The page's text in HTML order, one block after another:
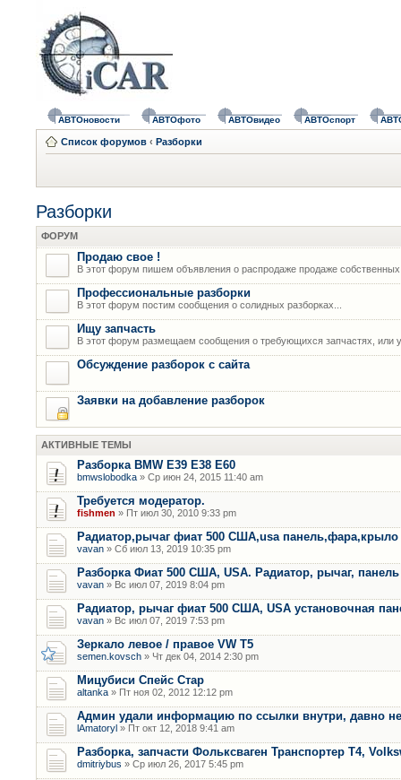
АВТОновости АВТОфото АВТОвидео АВТОспорт
Список форумов ‹ Разборки
Разборки
ФОРУМ
Продаю свое !
В этот форум пишем объявления о распродаже продаже
Профессиональные разборки
В этот форум постим сообщения о солидных разборках...
Ищу запчасть
В этот форум размещаем сообщения о требующихся запчастях, или
Обсуждение разборок с сайта
Заявки на добавление разборок
АКТИВНЫЕ ТЕМЫ
Разборка BMW E39 E38 E60
bmwslobodka » Ср июн 24, 2015 11:40 am
Требуется модератор.
fishmen » Пт июл 30, 2010 9:33 pm
Радиатор,рычаг фиат 500 США,usa панель,фара,крыло
vavan » Сб июл 13, 2019 10:35 pm
Разборка Фиат 500 США, USA. Радиатор, рычаг,
vavan » Вс июл 07, 2019 8:04 pm
Радиатор, рычаг фиат 500 США, USA установочная
vavan » Вс июл 07, 2019 7:53 pm
Зеркало левое / правое VW T5
semen.kovsch » Чт дек 04, 2014 2:30 pm
Мицубиси Спейс Стар
altanka » Пт ноя 02, 2012 12:12 pm
Админ удали информацию по ссылки внутри, давно не
lAmatoryl » Пт окт 12, 2018 9:41 am
Разборка, запчасти Фольксваген Транспортер Т4,
dmitriybus » Ср июл 26, 2017 5:45 pm